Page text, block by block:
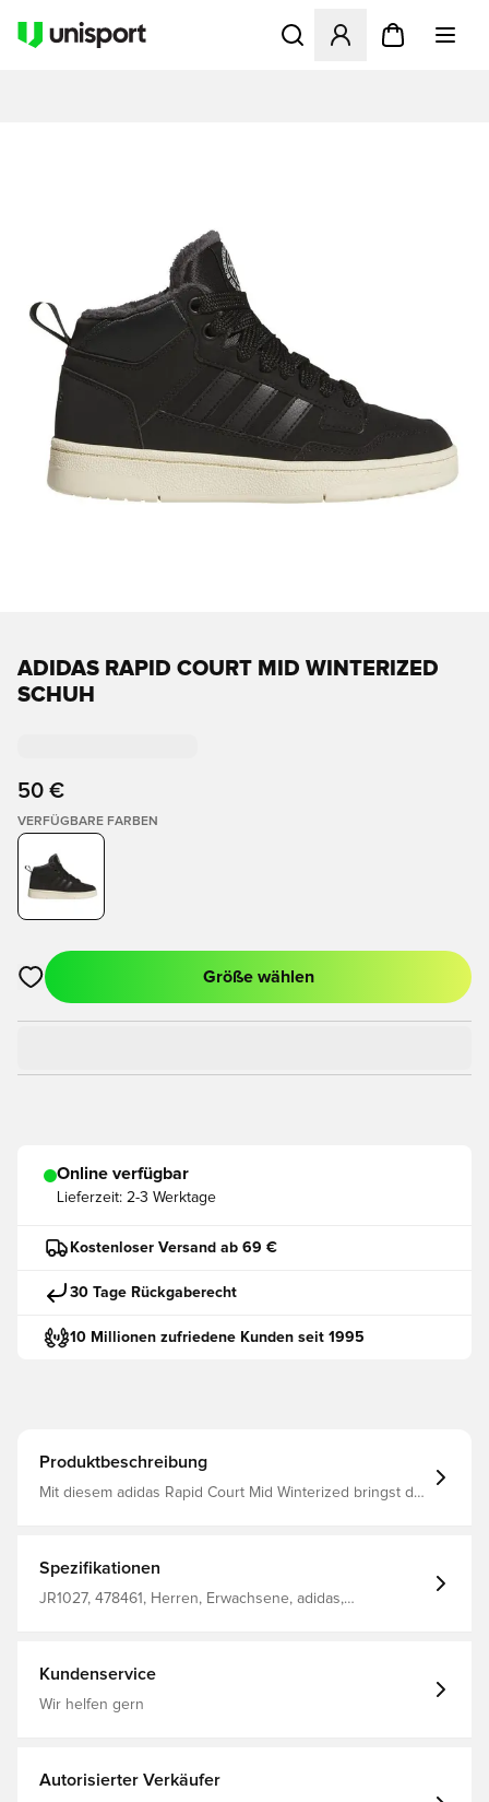
Öffnet ein neues Fenster
ADIDAS RAPID COURT MID WINTERIZED
SCHUH
50 €
VERFÜGBARE FARBEN
Öffnet ein neues Fenster zum Anmelden oder Registrieren
Größe wählen
Online verfügbar
Lieferzeit: 2-3 Werktage
Kostenloser Versand ab 69 €
30 Tage Rückgaberecht
10 Millionen zufriedene Kunden seit 1995
Produktbeschreibung
Mit diesem adidas Rapid Court Mid Winterized bringst du
Makeover. Mit seinem Obermaterial aus Textil und der
Gummiaußensohle ist er besonders strapazierfähig. Setz
ein Statement, egal wo du unterwegs bist. Reguläre
Spezifikationen
JR1027, 478461, Herren, Erwachsene, adidas,
Kundenservice
Wir helfen gern
Autorisierter Verkäufer